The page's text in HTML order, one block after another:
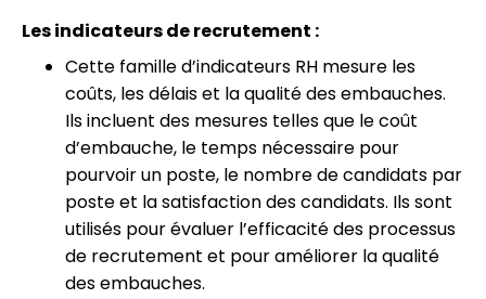
Les indicateurs de recrutement :
Cette famille d’indicateurs RH mesure les
coûts, les délais et la qualité des embauches.
Ils incluent des mesures telles que le coût
d’embauche, le temps nécessaire pour
pourvoir un poste, le nombre de candidats par
poste et la satisfaction des candidats. Ils sont
utilisés pour évaluer l’efficacité des processus
de recrutement et pour améliorer la qualité
des embauches.